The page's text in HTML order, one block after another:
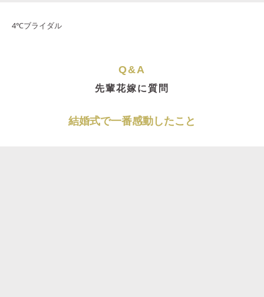
4℃ブライダル
Q&A
先輩花嫁に質問
結婚式で一番感動したこと